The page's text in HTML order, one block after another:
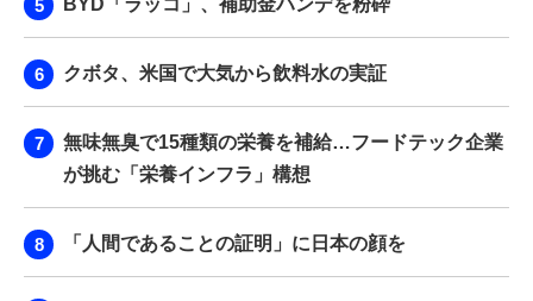
BYD「ラッコ」、補助金ハンデを粉砕
クボタ、米国で大気から飲料水の実証
無味無臭で15種類の栄養を補給…フードテック企業
が挑む「栄養インフラ」構想
「人間であることの証明」に日本の顔を